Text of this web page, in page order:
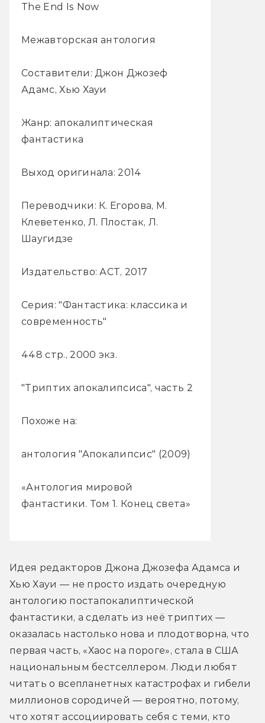
The End Is Now
Межавторская антология
Составители: Джон Джозеф
Адамс, Хью Хауи
Жанр: апокалиптическая
фантастика
Выход оригинала: 2014
Переводчики: К. Егорова, М.
Клеветенко, Л. Плостак, Л.
Шаугидзе
Издательство: АСТ, 2017
Серия: "Фантастика: классика и
современность"
448 стр., 2000 экз.
"Триптих апокалипсиса", часть 2
Похоже на:
антология "Апокалипсис" (2009)
«Антология мировой
фантастики. Том 1. Конец света»
Идея редакторов Джона Джозефа Адамса и
Хью Хауи — не просто издать очередную
антологию постапокалиптической
фантастики, а сделать из неё триптих —
оказалась настолько нова и плодотворна, что
первая часть, «Хаос на пороге», стала в США
национальным бестселлером. Люди любят
читать о всепланетных катастрофах и гибели
миллионов сородичей — вероятно, потому,
что хотят ассоциировать себя с теми, кто